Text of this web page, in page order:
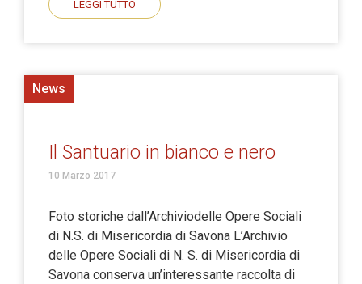
LEGGI TUTTO
News
Il Santuario in bianco e nero
10 Marzo 2017
Foto storiche dall’Archiviodelle Opere Sociali
di N.S. di Misericordia di Savona L’Archivio
delle Opere Sociali di N. S. di Misericordia di
Savona conserva un’interessante raccolta di